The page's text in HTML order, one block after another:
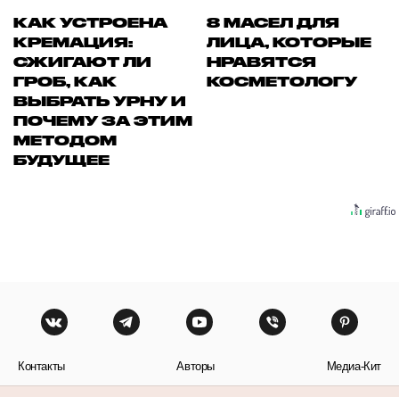
КАК УСТРОЕНА
КРЕМАЦИЯ:
СЖИГАЮТ ЛИ
ГРОБ, КАК
ВЫБРАТЬ УРНУ И
ПОЧЕМУ ЗА ЭТИМ
МЕТОДОМ
БУДУЩЕЕ
8 МАСЕЛ ДЛЯ
ЛИЦА, КОТОРЫЕ
НРАВЯТСЯ
КОСМЕТОЛОГУ
Контакты Авторы Медиа-Кит